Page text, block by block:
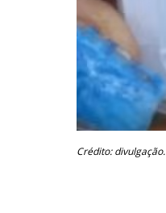
Crédito: divulgação.